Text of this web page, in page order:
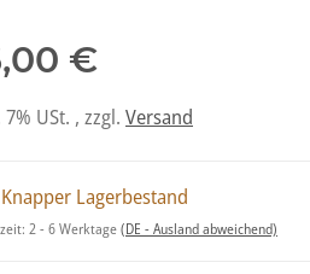
€
USt. , zzgl. Versand
Knapper Lagerbestand
2 - 6 Werktage(DE - Ausland abweichend)